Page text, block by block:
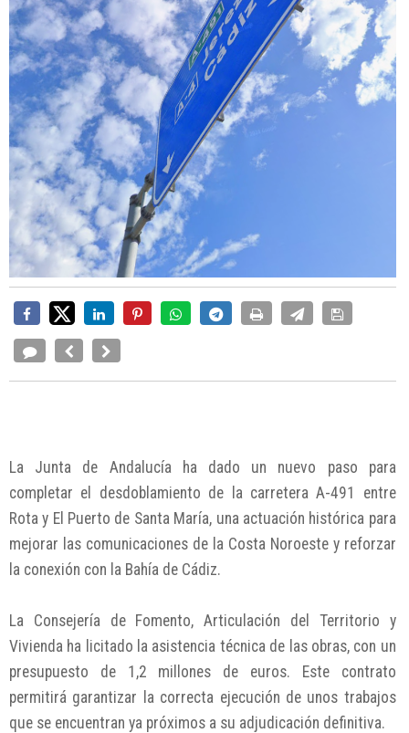
La Junta de Andalucía ha dado un nuevo paso para
completar el desdoblamiento de la carretera A-491 entre
Rota y El Puerto de Santa María, una actuación histórica para
mejorar las comunicaciones de la Costa Noroeste y reforzar
la conexión con la Bahía de Cádiz.
La Consejería de Fomento, Articulación del Territorio y
Vivienda ha licitado la asistencia técnica de las obras, con un
presupuesto de 1,2 millones de euros. Este contrato
permitirá garantizar la correcta ejecución de unos trabajos
que se encuentran ya próximos a su adjudicación definitiva.